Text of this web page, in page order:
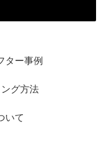
ター事例
グ方法
いて